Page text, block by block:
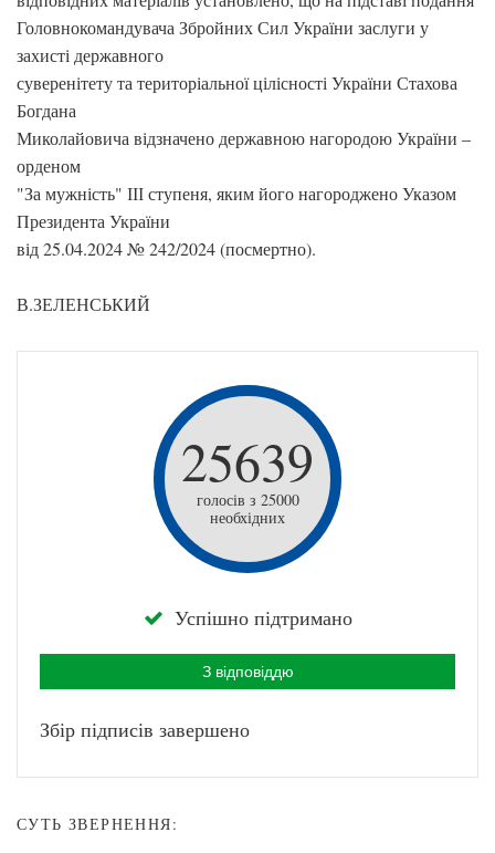
Головнокомандувача Збройних Сил України заслуги у
захисті державного
суверенітету та територіальної цілісності України Стахова
Богдана
Миколайовича відзначено державною нагородою України –
орденом
"За мужність" ІІІ ступеня, яким його нагороджено Указом
Президента України
від 25.04.2024 № 242/2024 (посмертно).
В.ЗЕЛЕНСЬКИЙ
25639
голосів з 25000
необхідних
Успішно підтримано
З відповіддю
Збір підписів завершено
СУТЬ ЗВЕРНЕННЯ: